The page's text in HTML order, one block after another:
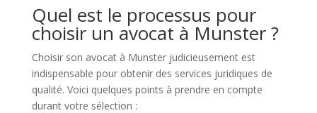
Quel est le processus pour
choisir un avocat à Munster ?
Choisir son avocat à Munster judicieusement est
indispensable pour obtenir des services juridiques de
qualité. Voici quelques points à prendre en compte
durant votre sélection :